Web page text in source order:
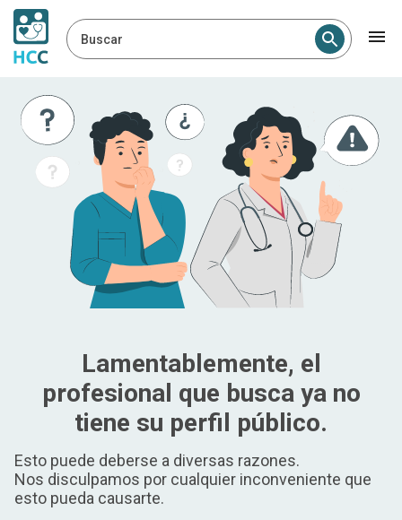
Buscar
Lamentablemente, el
profesional que busca ya no
tiene su perfil público.
Esto puede deberse a diversas razones.
Nos disculpamos por cualquier inconveniente que
esto pueda causarte.